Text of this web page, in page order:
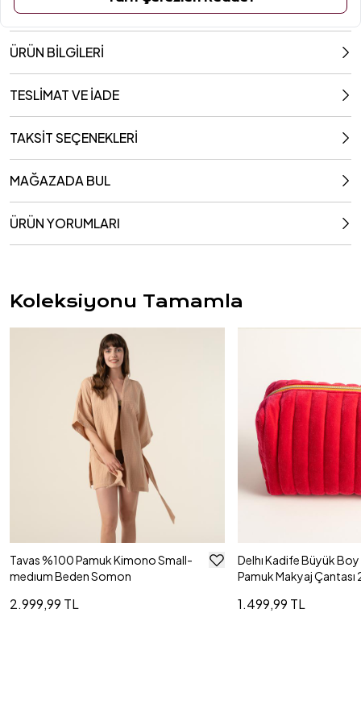
ÜRÜN BİLGİLERİ
TESLİMAT VE İADE
TAKSİT SEÇENEKLERİ
MAĞAZADA BUL
ÜRÜN YORUMLARI
Koleksiyonu Tamamla
Tavas %100 Pamuk Kimono Small-
medıum Beden Somon
2.999,99 TL
Delhı Kadife Büyük
Pamuk Makyaj Çantası
1.499,99 TL